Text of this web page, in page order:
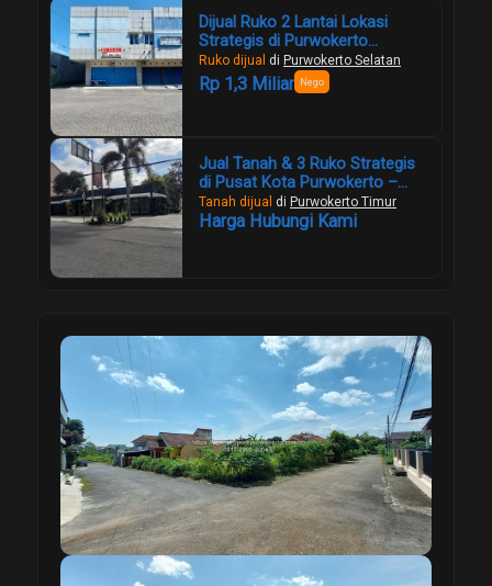
Dijual Ruko 2 Lantai Lokasi
Strategis di Purwokerto
Selatan
Ruko dijual di Purwokerto Selatan
Rp 1,3 Miliar Nego
Jual Tanah & 3 Ruko Strategis
di Pusat Kota Purwokerto –
Lahan Luas 1.957 m², Cocok
Investasi Komersial
Tanah dijual di Purwokerto Timur
Harga Hubungi Kami